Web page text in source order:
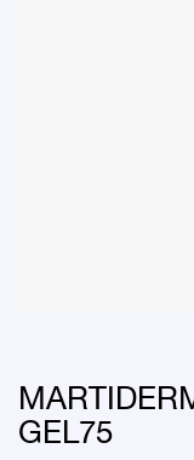
GEL75